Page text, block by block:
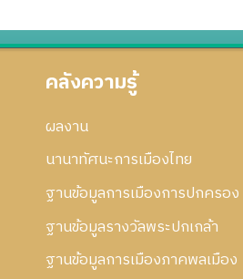
คลังความรู้
ผลงาน
นานาทัศนะการเมืองไทย
ฐานข้อมูลการเมืองการปกครอง
ฐานข้อมูลรางวัลพระปกเกล้า
ฐานข้อมูลการเมืองภาคพลเมือง